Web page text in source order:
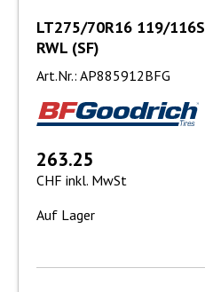
LT275/70R16 119/
RWL (SF)
Art.Nr.: AP885912BFG
263.25
CHF inkl. MwSt
Auf Lager